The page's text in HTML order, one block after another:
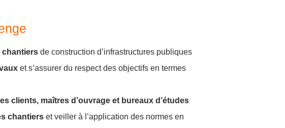
chantiers de construction d’infrastructures publiques
et s’assurer du respect des objectifs en termes
clients, maîtres d’ouvrage et bureaux d’études
chantiers et veiller à l’application des normes en